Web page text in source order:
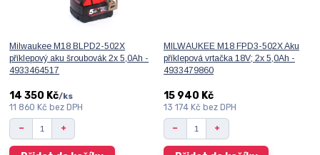
Milwaukee M18 BLPD2-502X
příklepový aku šroubovák 2x 5,0Ah -
4933464517
14 350 Kč/ks
11 860 Kčbez DPH
MILWAUKEE M18 FPD3-502X Aku
příklepová vrtačka 18V; 2x 5,0Ah -
4933479860
15 940 Kč
13 174 Kč bez DPH